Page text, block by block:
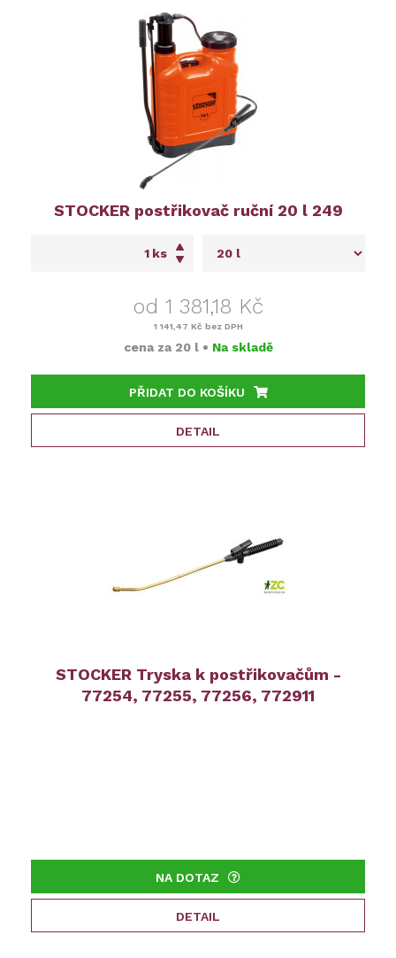
STOCKER postřikovač ruční 20 l 249
ks
od 1 381,18 Kč
1 141,47 Kč bez DPH
cena za 20 l • Na skladě
PŘIDAT DO KOŠÍKU
DETAIL
STOCKER Tryska k postřikovačům -
77254, 77255, 77256, 772911
NA DOTAZ
DETAIL